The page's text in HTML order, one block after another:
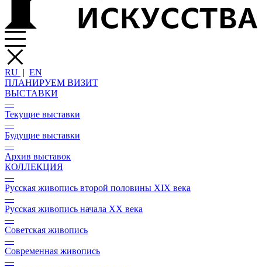
RU | EN
ПЛАНИРУЕМ ВИЗИТ
ВЫСТАВКИ
—
Текущие выставки
—
Будущие выставки
—
Архив выставок
КОЛЛЕКЦИЯ
—
Русская живопись второй половины XIX века
—
Русская живопись начала XX века
—
Советская живопись
—
Современная живопись
—